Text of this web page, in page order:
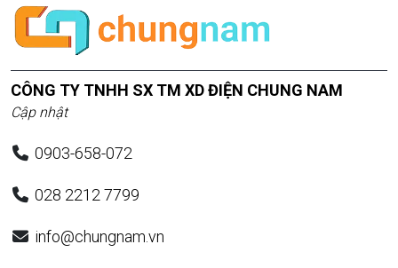
CÔNG TY TNHH SX TM XD ĐIỆN CHUNG NAM
Cập nhật
0903-658-072
028 2212 7799
info@chungnam.vn